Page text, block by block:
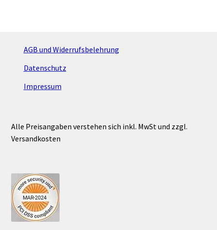
AGB und Widerrufsbelehrung
Datenschutz
Impressum
Alle Preisangaben verstehen sich inkl. MwSt und zzgl.
Versandkosten